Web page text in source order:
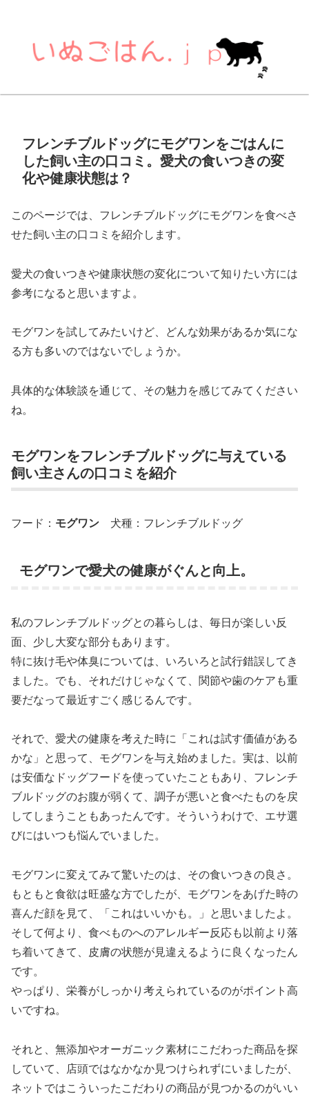
フレンチブルドッグにモグワンをごはんに
した飼い主の口コミ。愛犬の食いつきの変
化や健康状態は？
このページでは、フレンチブルドッグにモグワンを食べさ
せた飼い主の口コミを紹介します。
愛犬の食いつきや健康状態の変化について知りたい方には
参考になると思いますよ。
モグワンを試してみたいけど、どんな効果があるか気にな
る方も多いのではないでしょうか。
具体的な体験談を通じて、その魅力を感じてみてください
ね。
モグワンをフレンチブルドッグに与えている
飼い主さんの口コミを紹介
フード： モグワン 犬種：フレンチブルドッグ
モグワンで愛犬の健康がぐんと向上。
私のフレンチブルドッグとの暮らしは、毎日が楽しい反
面、少し大変な部分もあります。
特に抜け毛や体臭については、いろいろと試行錯誤してき
ました。でも、それだけじゃなくて、関節や歯のケアも重
要だなって最近すごく感じるんです。
それで、愛犬の健康を考えた時に「これは試す価値がある
かな」と思って、モグワンを与え始めました。実は、以前
は安価なドッグフードを使っていたこともあり、フレンチ
ブルドッグのお腹が弱くて、調子が悪いと食べたものを戻
してしまうこともあったんです。そういうわけで、エサ選
びにはいつも悩んでいました。
モグワンに変えてみて驚いたのは、その食いつきの良さ。
もともと食欲は旺盛な方でしたが、モグワンをあげた時の
喜んだ顔を見て、「これはいいかも。」と思いましたよ。
そして何より、食べものへのアレルギー反応も以前より落
ち着いてきて、皮膚の状態が見違えるように良くなったん
です。
やっぱり、栄養がしっかり考えられているのがポイント高
いですね。
それと、無添加やオーガニック素材にこだわった商品を探
していて、店頭ではなかなか見つけられずにいましたが、
ネットではこういったこだわりの商品が見つかるのがいい